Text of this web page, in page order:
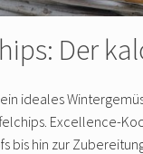
Der
ideales
Excellence-
bis hin zur